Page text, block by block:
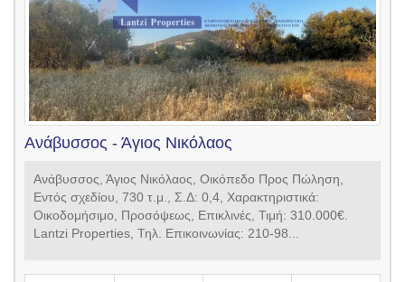
Ανάβυσσος - Άγιος Νικόλαος
Ανάβυσσος, Άγιος Νικόλαος, Οικόπεδο Προς Πώληση,
Εντός σχεδίου, 730 τ.μ., Σ.Δ: 0,4, Χαρακτηριστικά:
Οικοδομήσιμο, Προσόψεως, Επικλινές, Τιμή: 310.000€.
Lantzi Properties, Τηλ. Επικοινωνίας: 210-98...